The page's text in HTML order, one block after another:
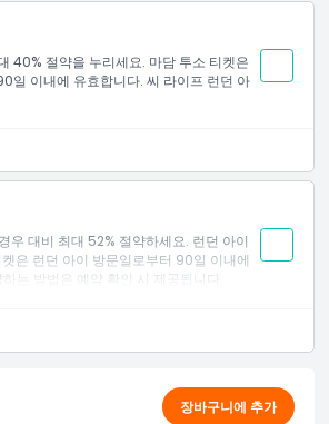
40% 절약을 누리세요. 마담 투소 티켓은
일 이내에 유효합니다. 씨 라이프 런던 아
우 대비 최대 52% 절약하세요. 런던 아이
은 런던 아이 방문일로부터 90일 이내에
는 방법은 예약 확인 시 제공됩니다.
장바구니에 추가